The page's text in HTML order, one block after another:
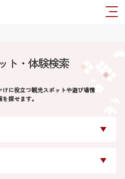
ト・体験検索
に役立つ観光スポットや遊び場情
を探せます。